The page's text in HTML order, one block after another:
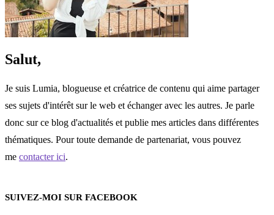
Salut,
Je suis Lumia, blogueuse et créatrice de contenu qui aime partager
ses sujets d'intérêt sur le web et échanger avec les autres. Je parle
donc sur ce blog d'actualités et publie mes articles dans différentes
thématiques. Pour toute demande de partenariat, vous pouvez
me contacter ici.
SUIVEZ-MOI SUR FACEBOOK